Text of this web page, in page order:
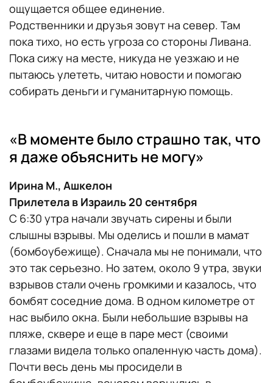
ощущается общее единение.
Родственники и друзья зовут на север. Там
пока тихо, но есть угроза со стороны Ливана.
Пока сижу на месте, никуда не уезжаю и не
пытаюсь улететь, читаю новости и помогаю
собирать деньги и гуманитарную помощь.
«В моменте было страшно так, что
я даже объяснить не могу»
Ирина М., Ашкелон
Прилетела в Израиль 20 сентября
С 6:30 утра начали звучать сирены и были
слышны взрывы. Мы оделись и пошли в мамат
(бомбоубежище). Сначала мы не понимали, что
это так серьезно. Но затем, около 9 утра, звуки
взрывов стали очень громкими и казалось, что
бомбят соседние дома. В одном километре от
нас выбило окна. Были небольшие взрывы на
пляже, сквере и еще в паре мест (своими
глазами видела только опаленную часть дома).
Почти весь день мы просидели в